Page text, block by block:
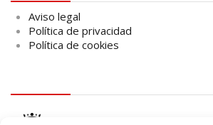
Aviso legal
Política de privacidad
Política de cookies